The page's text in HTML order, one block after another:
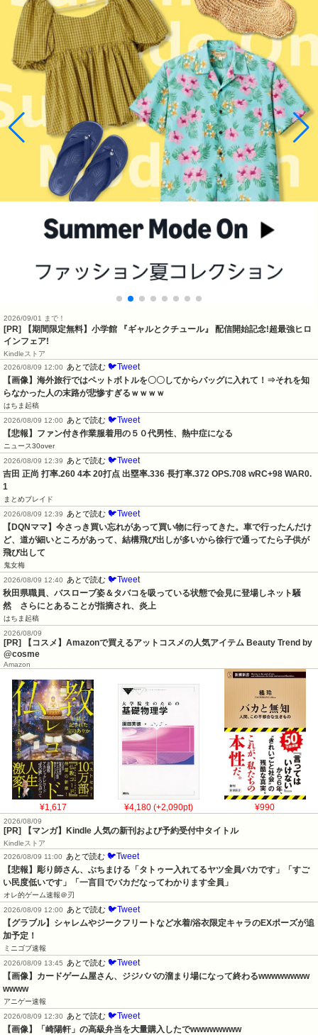
2026/09/01 まで！
[PR] 【期間限定無料】小学館 『ギャルとクチュール』 配信開始記念!超最強ヒロ
インフェア!
Kindleストア
2026/08/09 12:00
あとで読む 🐦Tweet
【画像】海外旅行ではペットボトルを〇〇してからバッグに入れて！⇒それを知
らなかった人の末路が悲惨すぎるｗｗｗｗ
はちま起稿
2026/08/09 12:00
あとで読む 🐦Tweet
【悲報】ファン付き作業服着用の５０代男性、熱中症になる
ニュース30over
2026/08/09 12:39
あとで読む 🐦Tweet
吉田 正尚 打率.260 4本 20打点 出塁率.336 長打率.372 OPS.708 wRC+98 WAR0.
1
まとめブレイド
2026/08/09 12:39
あとで読む 🐦Tweet
【DQNママ】今さっき買い忘れがあって買い物に行ってきた。車で行ったんだけ
ど、道が細いところがあって、結構飛び出しが多いから徐行で通ってたら子供が
飛び出して
鬼女梅
2026/08/09 12:40
あとで読む 🐦Tweet
秋田県職員、バスローブ姿＆タバコを吸っている状態で会見に登場しネット騒
然　さらにとあることが指摘され、炎上
はちま起稿
2026/08/09
[PR] 【コスメ】Amazonで買えるアットコスメの人気アイテム Beauty Trend by
@cosme
Amazon
¥1,617 ¥4,180 (+2,090pt) ¥990
2026/08/09
[PR] 【マンガ】Kindle 人気の新刊および予約受付中タイトル
Kindleストア
2026/08/09 11:00
あとで読む 🐦Tweet
【悲報】彫り師さん、ぶちまける「タトゥー入れてるヤツ全員バカです」「すご
い民度低いです」「一言目でバカだなってわかります全員」
オレ的ゲーム速報＠刃
2026/08/09 12:00
あとで読む 🐦Tweet
【グラブル】シャレムやジークフリートなど水着/浴衣限定キャラのEXポーズが追
加予定！
ミニゴブ速報
2026/08/09 13:45
あとで読む 🐦Tweet
【画像】カードゲーム屋さん、ジジババの溜まり場になって終わるwwwwwwww
wwww
アニゲー速報
2026/08/09 12:30
あとで読む 🐦Tweet
【画像】「崎陽軒」の高級弁当を大量購入したでwwwwwwww